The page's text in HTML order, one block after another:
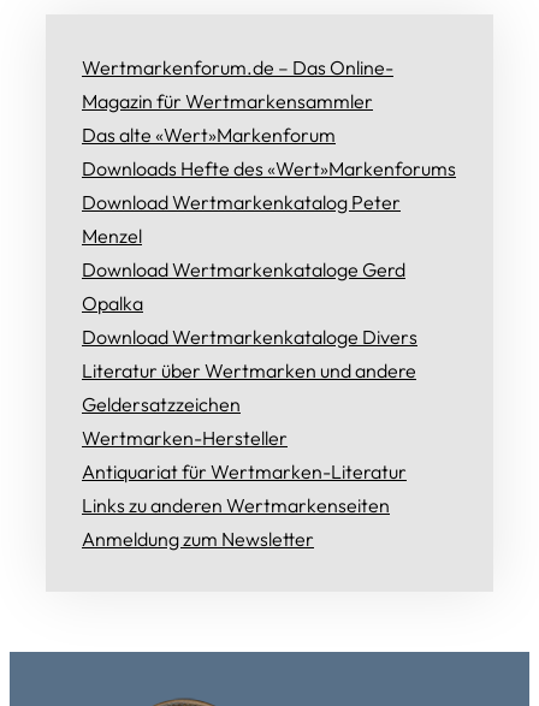
Wertmarkenforum.de – Das Online-
Magazin für Wertmarkensammler
Das alte «Wert»Markenforum
Downloads Hefte des «Wert»Markenforums
Download Wertmarkenkatalog Peter
Menzel
Download Wertmarkenkataloge Gerd
Opalka
Download Wertmarkenkataloge Divers
Literatur über Wertmarken und andere
Geldersatzzeichen
Wertmarken-Hersteller
Antiquariat für Wertmarken-Literatur
Links zu anderen Wertmarkenseiten
Anmeldung zum Newsletter